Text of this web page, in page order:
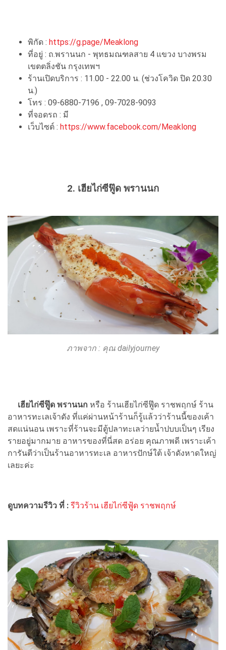
พิกัด : https://g.page/Meaklong
ที่อยู่ : ถ.พรานนก - พุทธมณฑลสาย 4 แขวง บางพรม
เขตตลิ่งชัน กรุงเทพฯ
ร้านเปิดบริการ : 11.00 - 22.00 น. (ช่วงโควิด ปิด 20.30
น.)
โทร : 09-6880-7196 , 09-7028-9093
ที่จอดรถ : มี
เว็บไซต์ : https://www.facebook.com/Meaklong
2. เฮียไก่ซีฟู๊ด พรานนก
ภาพจาก : คุณ dailyjourney
เฮียไก่ซีฟู๊ด พรานนก หรือ ร้านเฮียไก่ซีฟู๊ด ราชพฤกษ์ ร้าน
อาหารทะเลเจ้าดัง ที่แค่ผ่านหน้าร้านก็รู้แล้วว่าร้านนี้ของเค้า
สดแน่นอน เพราะที่ร้านจะมีตู้ปลาทะเลว่ายน้ำปบบเป็นๆ เรียง
รายอยู่มากมาย อาหารของที่นี่สด อร่อย คุณภาพดี เพราะเค้า
การันตีว่าเป็นร้านอาหารทะเล อาหารปักษ์ใต้ เจ้าดังหาดใหญ่
เลยะค่ะ
ดูบทความรีวิว ที่ : รีวิวร้าน เฮียไก่ซีฟู้ด ราชพฤกษ์